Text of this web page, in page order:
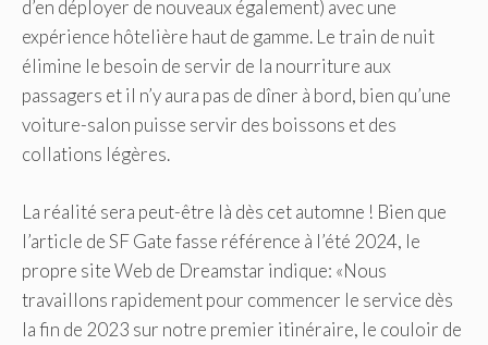
d’en déployer de nouveaux également) avec une
expérience hôtelière haut de gamme. Le train de nuit
élimine le besoin de servir de la nourriture aux
passagers et il n’y aura pas de dîner à bord, bien qu’une
voiture-salon puisse servir des boissons et des
collations légères.
La réalité sera peut-être là dès cet automne ! Bien que
l’article de SF Gate fasse référence à l’été 2024, le
propre site Web de Dreamstar indique: «Nous
travaillons rapidement pour commencer le service dès
la fin de 2023 sur notre premier itinéraire, le couloir de